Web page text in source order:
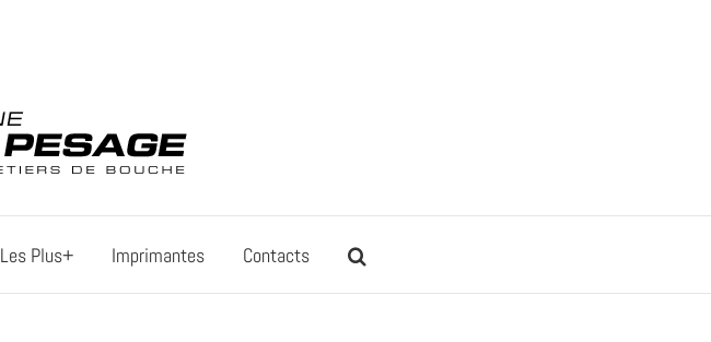
Les Plus+ Imprimantes Contacts